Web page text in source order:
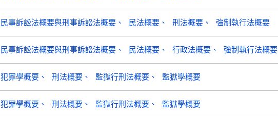
民事訴訟法概要與刑事訴訟法概要 民法概要 刑法概要 強制執行法概要
民事訴訟法概要與刑事訴訟法概要 民法概要 行政法概要 強制執行法概要
犯罪學概要 刑法概要 監獄行刑法概要 監獄學概要
犯罪學概要 刑法概要 監獄行刑法概要 監獄學概要